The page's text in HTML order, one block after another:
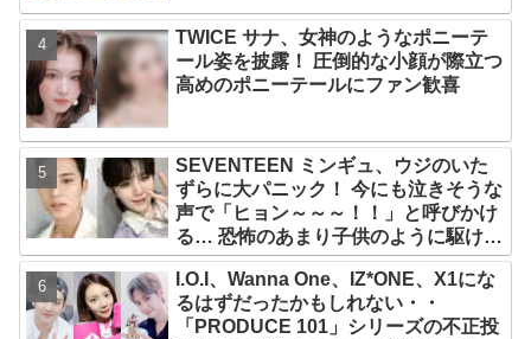
TWICE サナ、女神のようなポニーテ
ール姿を披露！ 圧倒的な小顔が際立つ
高めのポニーテールにファン歓喜
SEVENTEEN ミンギュ、ウジのいた
ずらに大パニック！ 今にも泣きそうな
声で「ヒョン～～～！！」と呼びかけ
る… 恐怖のあまり子供のように駆け出
す姿がかわいい
I.O.I、Wanna One、IZ*ONE、X1にな
るはずだったかもしれない・・
「PRODUCE 101」シリーズの不正投